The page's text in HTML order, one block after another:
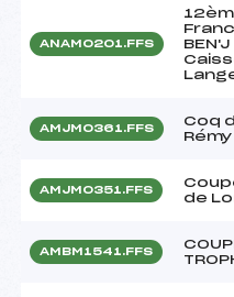
ANAM0201.FFS
AMJM0361.FFS
Coq
AMJM0351.FFS
de
AMBM1541.FFS